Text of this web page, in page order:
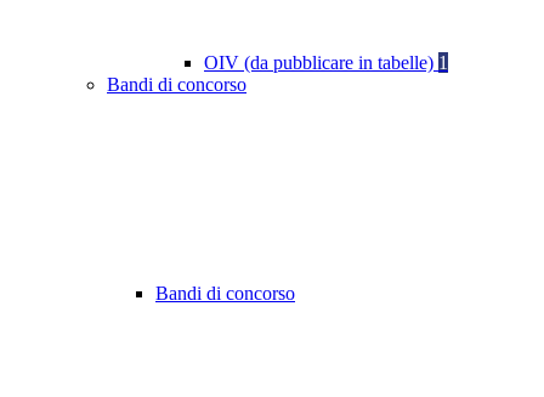
OIV (da pubblicare in tabelle) 1
Bandi di concorso
Bandi di concorso